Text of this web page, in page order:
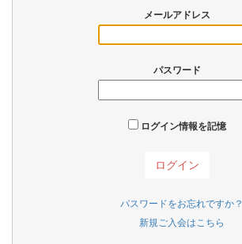
メールアドレス
パスワード
ログイン情報を記憶
パスワードをお忘れですか？
新規ご入会はこちら